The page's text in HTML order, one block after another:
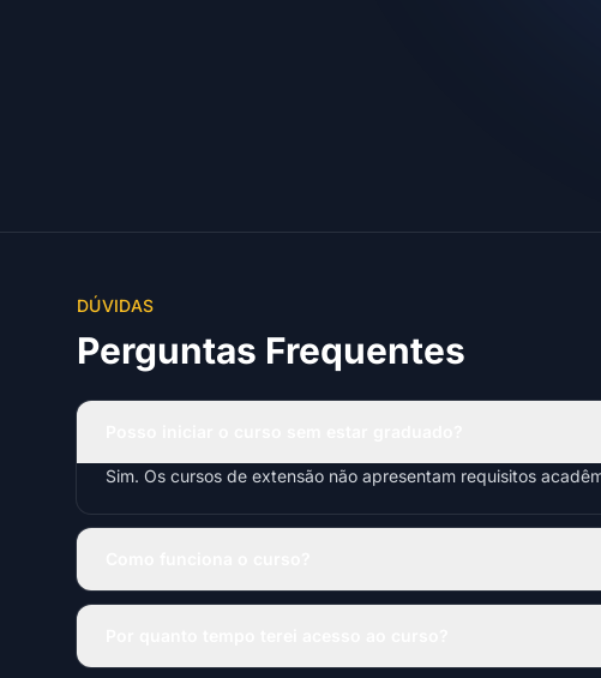
DÚVIDAS
Perguntas Frequentes
Sim. Os cursos de extensão não apresentam requisitos